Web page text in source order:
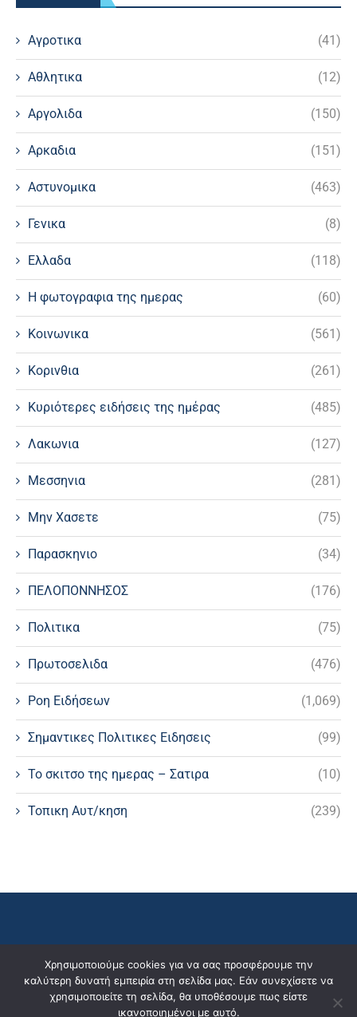
Αγροτικα (41)
Αθλητικα (12)
Αργολιδα (150)
Αρκαδια (151)
Αστυνομικα (463)
Γενικα (8)
Ελλαδα (118)
Η φωτογραφια της ημερας (60)
Κοινωνικα (561)
Κορινθια (261)
Κυριότερες ειδήσεις της ημέρας (485)
Λακωνια (127)
Μεσσηνια (281)
Μην Χασετε (75)
Παρασκηνιο (34)
ΠΕΛΟΠΟΝΝΗΣΟΣ (176)
Πολιτικα (75)
Πρωτοσελιδα (476)
Ροη Ειδήσεων (1,069)
Σημαντικες Πολιτικες Ειδησεις (99)
Το σκιτσο της ημερας – Σατιρα (10)
Τοπικη Αυτ/κηση (239)
Χρησιμοποιούμε cookies για να σας προσφέρουμε την
καλύτερη δυνατή εμπειρία στη σελίδα μας. Εάν συνεχίσετε να
χρησιμοποιείτε τη σελίδα, θα υποθέσουμε πως είστε
ικανοποιημένοι με αυτό.